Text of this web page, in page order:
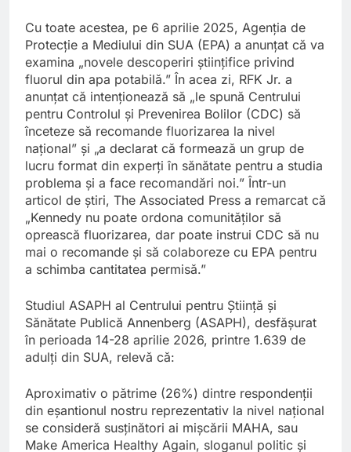
Cu toate acestea, pe 6 aprilie 2025, Agenția de
Protecție a Mediului din SUA (EPA) a anunțat că va
examina „novele descoperiri științifice privind
fluorul din apa potabilă.” În acea zi, RFK Jr. a
anunțat că intenționează să „le spună Centrului
pentru Controlul și Prevenirea Bolilor (CDC) să
înceteze să recomande fluorizarea la nivel
național” și „a declarat că formează un grup de
lucru format din experți în sănătate pentru a studia
problema și a face recomandări noi.” Într-un
articol de știri, The Associated Press a remarcat că
„Kennedy nu poate ordona comunităților să
oprească fluorizarea, dar poate instrui CDC să nu
mai o recomande și să colaboreze cu EPA pentru
a schimba cantitatea permisă.”
Studiul ASAPH al Centrului pentru Știință și
Sănătate Publică Annenberg (ASAPH), desfășurat
în perioada 14-28 aprilie 2026, printre 1.639 de
adulți din SUA, relevă că:
Aproximativ o pătrime (26%) dintre respondenții
din eșantionul nostru reprezentativ la nivel național
se consideră susținători ai mișcării MAHA, sau
Make America Healthy Again, sloganul politic și